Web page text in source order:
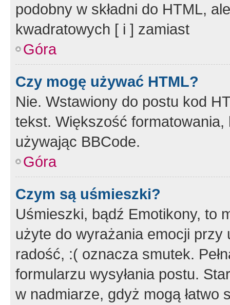
podobny w składni do HTML,
kwadratowych [ i ] zamiast
Góra
Czy mogę używać HTML?
Nie. Wstawiony do postu kod
tekst. Większość
używając BBCode.
Góra
Czym są uśmieszki?
Uśmieszki, bądź Emotikony, to
użyte do wyrażania emocji
radość, :( oznacza smutek.
formularzu wysyłania postu.
w nadmiarze, gdyż mogą